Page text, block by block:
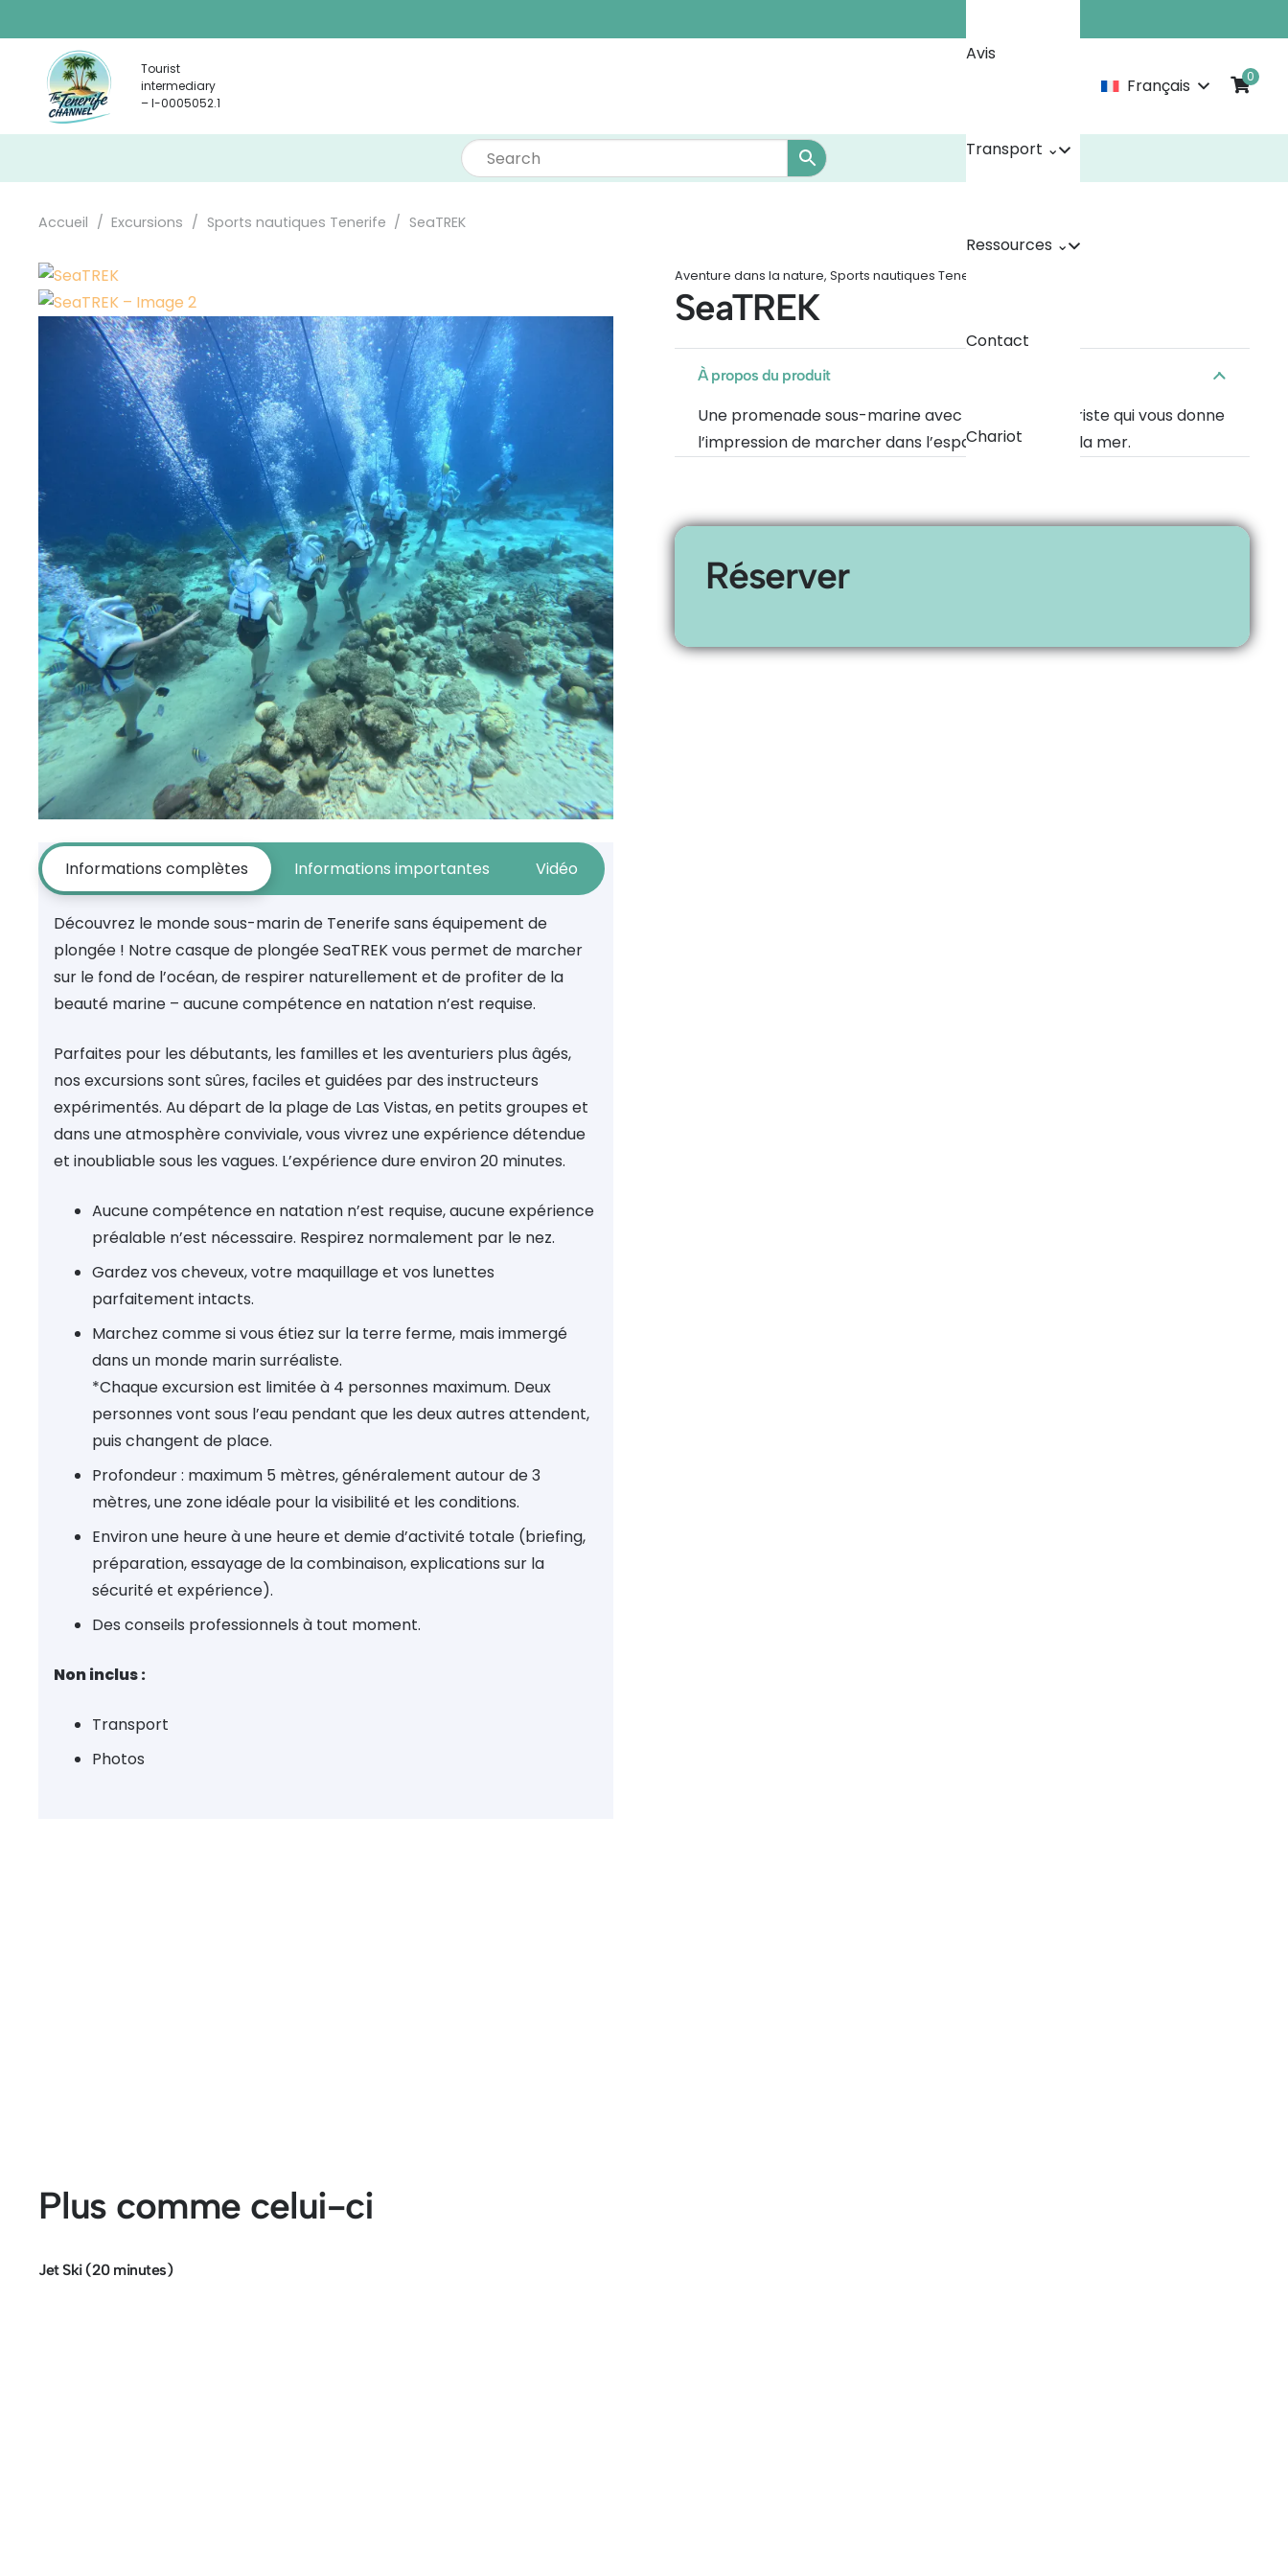
Tourist
intermediary
– I-0005052.1
Avis
Transport ⌄
Ressources ⌄
Contact
Chariot
Français 0
Accueil / Excursions / Sports nautiques Tenerife / SeaTREK
Informations complètes Informations importantes Vidéo
Découvrez le monde sous-marin de Tenerife sans équipement de
plongée ! Notre casque de plongée SeaTREK vous permet de marcher
sur le fond de l’océan, de respirer naturellement et de profiter de la
beauté marine – aucune compétence en natation n’est requise.
Parfaites pour les débutants, les familles et les aventuriers plus âgés,
nos excursions sont sûres, faciles et guidées par des instructeurs
expérimentés. Au départ de la plage de Las Vistas, en petits groupes et
dans une atmosphère conviviale, vous vivrez une expérience détendue
et inoubliable sous les vagues. L’expérience dure environ 20 minutes.
Aucune compétence en natation n’est requise, aucune expérience
préalable n’est nécessaire. Respirez normalement par le nez.
Gardez vos cheveux, votre maquillage et vos lunettes
parfaitement intacts.
Marchez comme si vous étiez sur la terre ferme, mais immergé
dans un monde marin surréaliste.
*Chaque excursion est limitée à 4 personnes maximum. Deux
personnes vont sous l’eau pendant que les deux autres attendent,
puis changent de place.
Profondeur : maximum 5 mètres, généralement autour de 3
mètres, une zone idéale pour la visibilité et les conditions.
Environ une heure à une heure et demie d’activité totale (briefing,
préparation, essayage de la combinaison, explications sur la
sécurité et expérience).
Des conseils professionnels à tout moment.
Non inclus :
Transport
Photos
Aventure dans la nature, Sports nautiques Tenerife
SeaTREK
À propos du produit
Une promenade sous-marine avec un casque futuriste qui vous donne
l’impression de marcher dans l’espace… mais sous la mer.
Réserver
Plus comme celui-ci
Jet Ski (20 minutes)